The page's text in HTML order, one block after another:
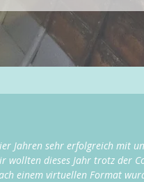
Jahren sehr erfolgreich mit
wollten dieses Jahr trotz der
einem virtuellen Format